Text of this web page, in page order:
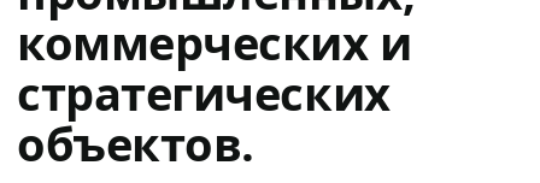
коммерческих и
стратегических
объектов.